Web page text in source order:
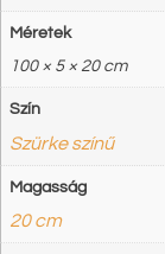
Méretek
100 × 5 × 20 cm
Szín
Szürke színű
Magasság
20 cm